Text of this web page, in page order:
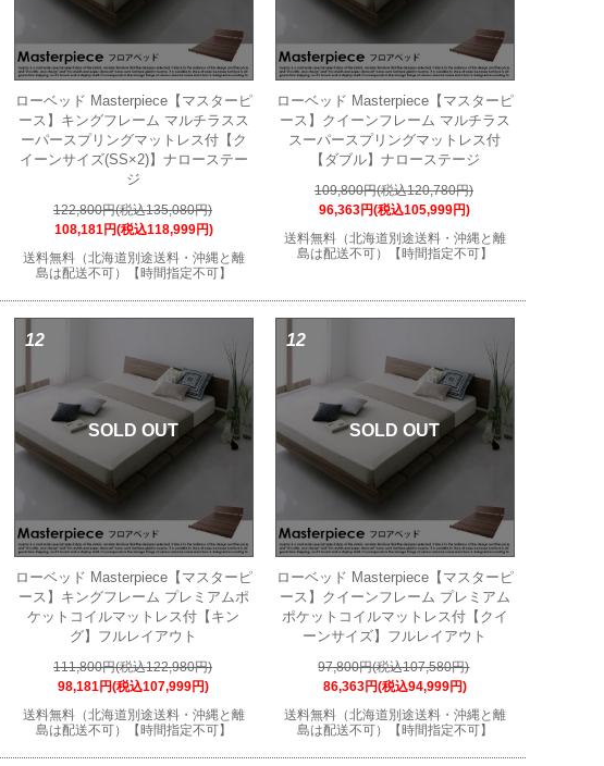
ローベッド Masterpiece【マスターピ
ース】キングフレーム マルチラスス
ーパースプリングマットレス付【ク
イーンサイズ(SS×2)】ナローステー
ジ
122,800円(税込135,080円)
108,181円(税込118,999円)
送料無料（北海道別途送料・沖縄と離
島は配送不可）【時間指定不可】
ローベッド Masterpiece【マスターピ
ース】クイーンフレーム マルチラス
スーパースプリングマットレス付
【ダブル】ナローステージ
109,800円(税込120,780円)
96,363円(税込105,999円)
送料無料（北海道別途送料・沖縄と離
島は配送不可）【時間指定不可】
12
SOLD OUT
ローベッド Masterpiece【マスターピ
ース】キングフレーム プレミアムポ
ケットコイルマットレス付【キン
グ】フルレイアウト
111,800円(税込122,980円)
98,181円(税込107,999円)
送料無料（北海道別途送料・沖縄と離
島は配送不可）【時間指定不可】
12
SOLD OUT
ローベッド Masterpiece【マスターピ
ース】クイーンフレーム プレミアム
ポケットコイルマットレス付【クイ
ーンサイズ】フルレイアウト
97,800円(税込107,580円)
86,363円(税込94,999円)
送料無料（北海道別途送料・沖縄と離
島は配送不可）【時間指定不可】